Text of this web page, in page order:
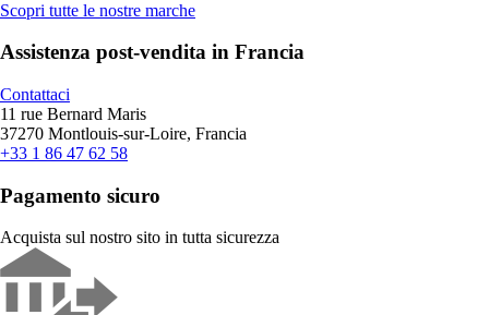
Scopri tutte le nostre marche
Assistenza post-vendita in Francia
Contattaci
11 rue Bernard Maris
37270 Montlouis-sur-Loire, Francia
+33 1 86 47 62 58
Pagamento sicuro
Acquista sul nostro sito in tutta sicurezza